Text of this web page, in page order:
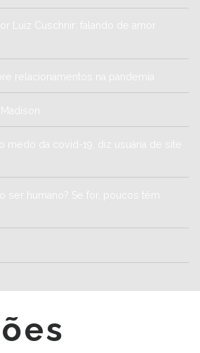
Luiz Cuschnir: falando de amor
relacionamentos na pandemia
medo da covid-19, diz usuária de site
ser humano? Se for, poucos têm